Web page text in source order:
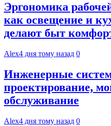
Эргономика
как освещение и
делают быт
Alex4 дня тому назад 0
Инженерные
проектирование,
обслуживание
Alex4 дня тому назад 0